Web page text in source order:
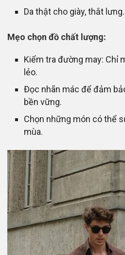
Da thật cho giày, thắt lưng.
Mẹo chọn đồ chất lượng:
Kiểm tra đường may: Chỉ
lẻo.
Đọc nhãn mác để đảm
bền vững.
Chọn những món có thể
mùa.